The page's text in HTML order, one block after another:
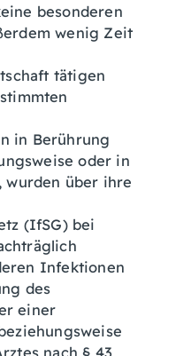
besonderen
wenig Zeit
tätigen
in Berührung
oder in
wurden über ihre
(IfSG) bei
Infektionen
des
einer
nach § 43